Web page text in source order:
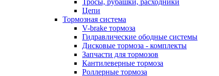
Цепи
Тормозная система
V-brake тормоза
Гидравлические ободные системы
Дисковые тормоза - комплекты
Запчасти для тормозов
Кантилеверные тормоза
Роллерные тормоза